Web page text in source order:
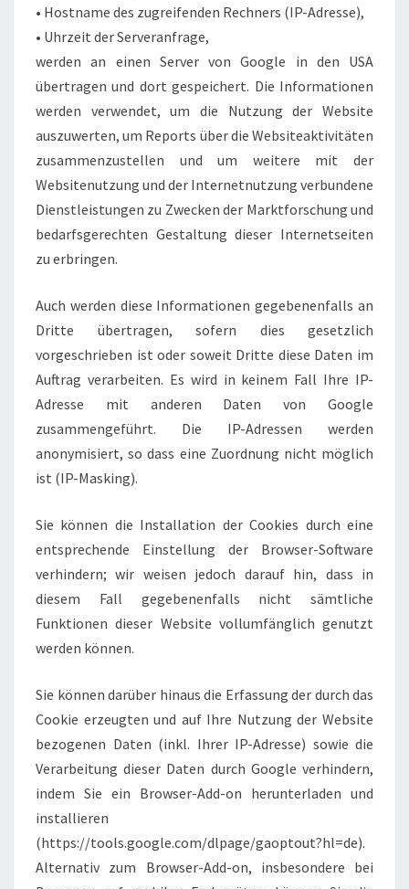
• Hostname des zugreifenden Rechners (IP-Adresse),
• Uhrzeit der Serveranfrage,
werden an einen Server von Google in den USA
übertragen und dort gespeichert. Die Informationen
werden verwendet, um die Nutzung der Website
auszuwerten, um Reports über die Websiteaktivitäten
zusammenzustellen und um weitere mit der
Websitenutzung und der Internetnutzung verbundene
Dienstleistungen zu Zwecken der Marktforschung und
bedarfsgerechten Gestaltung dieser Internetseiten
zu erbringen.
Auch werden diese Informationen gegebenenfalls an
Dritte übertragen, sofern dies gesetzlich
vorgeschrieben ist oder soweit Dritte diese Daten im
Auftrag verarbeiten. Es wird in keinem Fall Ihre IP-
Adresse mit anderen Daten von Google
zusammengeführt. Die IP-Adressen werden
anonymisiert, so dass eine Zuordnung nicht möglich
ist (IP-Masking).
Sie können die Installation der Cookies durch eine
entsprechende Einstellung der Browser-Software
verhindern; wir weisen jedoch darauf hin, dass in
diesem Fall gegebenenfalls nicht sämtliche
Funktionen dieser Website vollumfänglich genutzt
werden können.
Sie können darüber hinaus die Erfassung der durch das
Cookie erzeugten und auf Ihre Nutzung der Website
bezogenen Daten (inkl. Ihrer IP-Adresse) sowie die
Verarbeitung dieser Daten durch Google verhindern,
indem Sie ein Browser-Add-on herunterladen und
installieren
(https://tools.google.com/dlpage/gaoptout?hl=de).
Alternativ zum Browser-Add-on, insbesondere bei